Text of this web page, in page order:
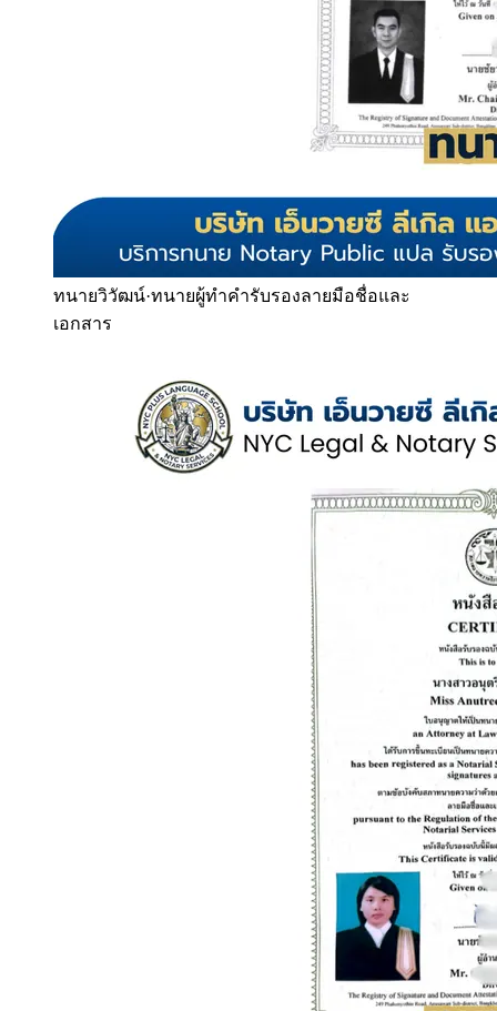
ทนายวิวัฒน์·ทนายผู้ทำคำรับรองลายมือชื่อและ
เอกสาร